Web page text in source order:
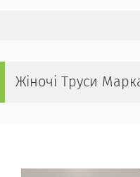
Жіночі Труси